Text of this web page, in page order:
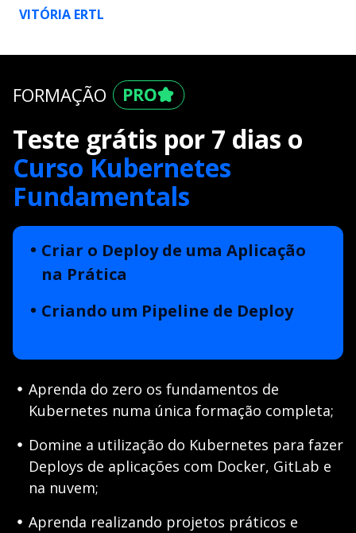
VITÓRIA ERTL
FORMAÇÃO
Teste grátis por 7 dias o
Curso Kubernetes
Fundamentals
Criar o Deploy de uma Aplicação
na Prática
Criando um Pipeline de Deploy
Aprenda do zero os fundamentos de
Kubernetes numa única formação completa;
Domine a utilização do Kubernetes para fazer
Deploys de aplicações com Docker, GitLab e
na nuvem;
Aprenda realizando projetos práticos e